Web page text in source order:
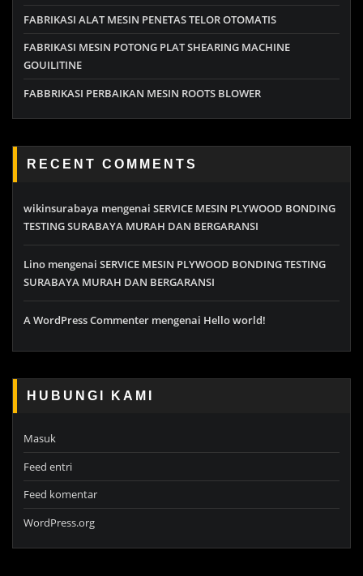
FABRIKASI ALAT MESIN PENETAS TELOR OTOMATIS
FABRIKASI MESIN POTONG PLAT SHEARING MACHINE
GOUILITINE
FABBRIKASI PERBAIKAN MESIN ROOTS BLOWER
RECENT COMMENTS
wikinsurabaya mengenai SERVICE MESIN PLYWOOD BONDING
TESTING SURABAYA MURAH DAN BERGARANSI
Lino mengenai SERVICE MESIN PLYWOOD BONDING TESTING
SURABAYA MURAH DAN BERGARANSI
A WordPress Commenter mengenai Hello world!
HUBUNGI KAMI
Masuk
Feed entri
Feed komentar
WordPress.org